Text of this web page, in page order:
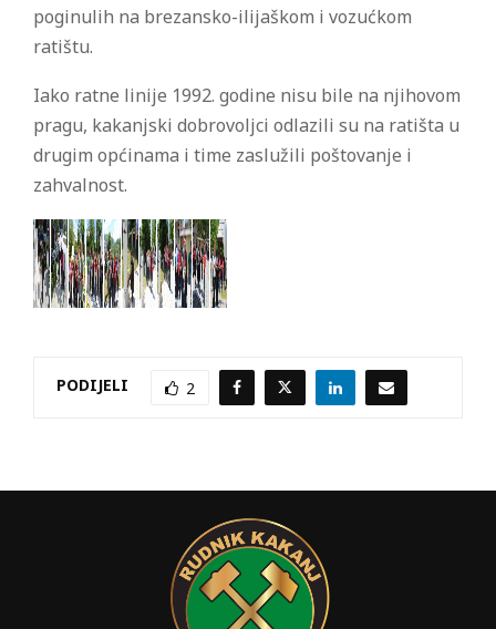
poginulih na brezansko-ilijaškom i vozućkom
ratištu.
Iako ratne linije 1992. godine nisu bile na njihovom
pragu, kakanjski dobrovoljci odlazili su na ratišta u
drugim općinama i time zaslužili poštovanje i
zahvalnost.
PODIJELI 2